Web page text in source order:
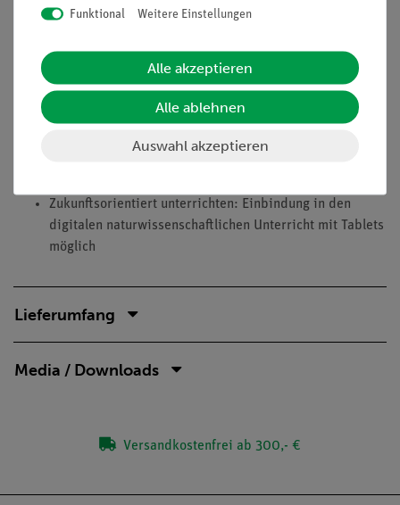
können.
Besonders leicht verständliche und didaktisch
aufbereitete Versuchsbeschreibung (Eingangsfrage,
Alltagsbezug etc.)
Darstellung der abgedeckten prozessbezogenen sowie
Zukunftsorientiert unterrichten: Einbindung in den
digitalen naturwissenschaftlichen Unterricht mit Tablets
möglich
Lieferumfang
Media / Downloads
Versandkostenfrei ab 300,- €
Funktional Weitere Einstellungen
Alle akzeptieren
Alle ablehnen
Auswahl akzeptieren